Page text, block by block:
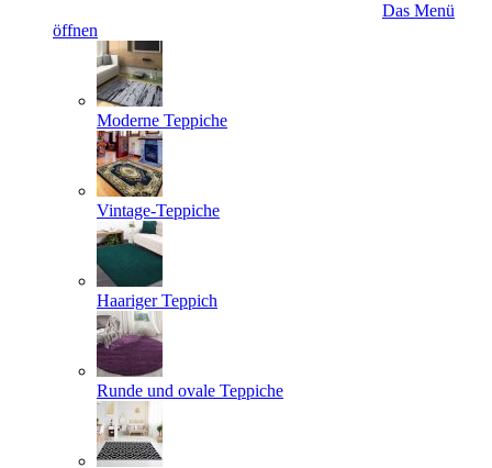
Das Menü
öffnen
Moderne Teppiche
Vintage-Teppiche
Haariger Teppich
Runde und ovale Teppiche